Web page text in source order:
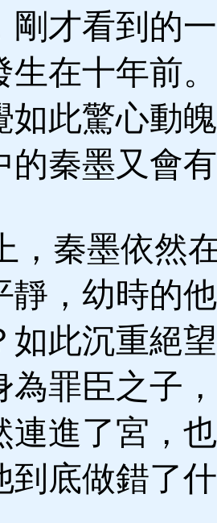
剛才看到的
生在十年前
如此驚心動
的秦墨又會
秦墨依然
靜，幼時的
如此沉重絕
為罪臣之子
連進了宮，
到底做錯了